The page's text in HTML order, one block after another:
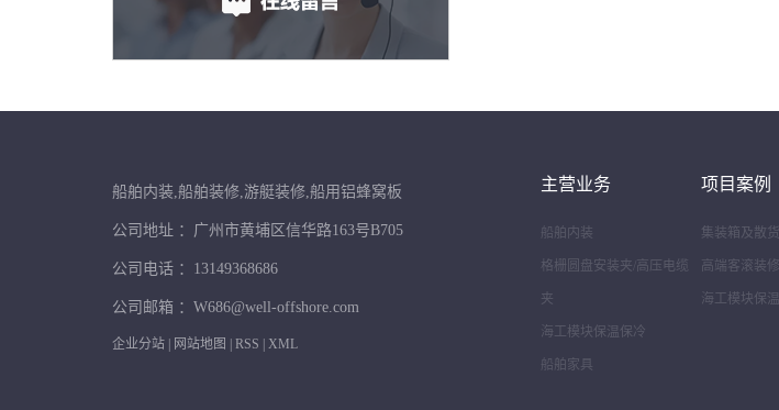
船舶内装,船舶装修,游艇装修,船用铝蜂窝板
公司地址 ：广州市黄埔区信华路163号B705
公司电话 ：13149368686
公司邮箱 ：W686@well-offshore.com
企业分站 网站地图 RSS XML
主营业务
船舶内装
格栅圆盘安装夹/高压电缆
夹
海工模块保温保冷
船舶家具
项目案例
集装箱及散
高端客滚装
海工模块保